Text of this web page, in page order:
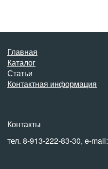
Главная
Каталог
Статьи
Контактная информация
Контакты
тел. 8-913-222-83-30, e-mail: